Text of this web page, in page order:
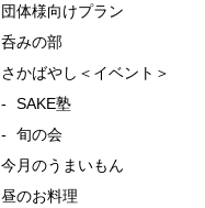
団体様向けプラン
呑みの部
さかばやし＜イベント＞
SAKE塾
旬の会
今月のうまいもん
昼のお料理